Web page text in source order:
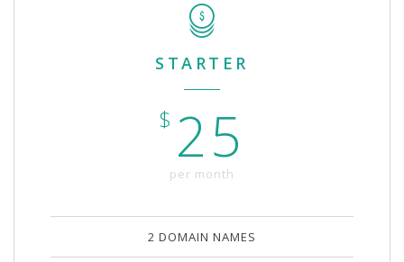
STARTER
$ 25
per month
2 DOMAIN NAMES